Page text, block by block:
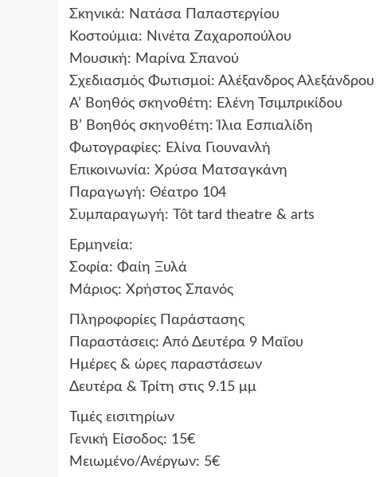
Σκηνικά: Νατάσα Παπαστεργίου
Κοστούμια: Νινέτα Ζαχαροπούλου
Μουσική: Μαρίνα Σπανού
Σχεδιασμός Φωτισμοί: Αλέξανδρος Αλεξάνδρου
Α’ Βοηθός σκηνοθέτη: Ελένη Τσιμπρικίδου
Β’ Βοηθός σκηνοθέτη: Ίλια Εσπιαλίδη
Φωτογραφίες: Ελίνα Γιουνανλή
Επικοινωνία: Χρύσα Ματσαγκάνη
Παραγωγή: Θέατρο 104
Συμπαραγωγή: Tôt tard theatre & arts
Ερμηνεία:
Σοφία: Φαίη Ξυλά
Μάριος: Χρήστος Σπανός
Πληροφορίες Παράστασης
Παραστάσεις: Από Δευτέρα 9 Μαΐου
Ημέρες & ώρες παραστάσεων
Δευτέρα & Τρίτη στις 9.15 μμ
Τιμές εισιτηρίων
Γενική Είσοδος: 15€
Μειωμένο/Ανέργων: 5€